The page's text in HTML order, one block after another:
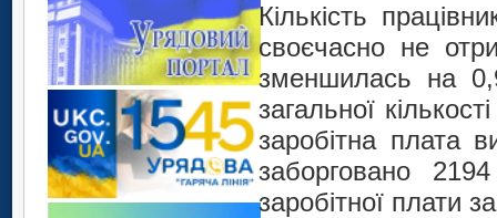
Кількість
своєчасно не
зменшилась на
загальної
заробітна плата
заборговано
заробітної плати